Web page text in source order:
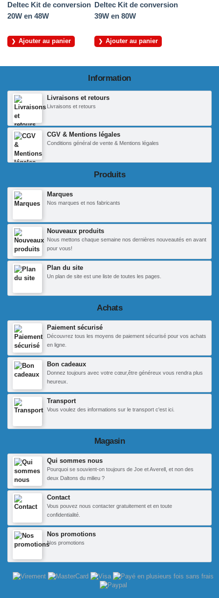
Deltec Kit de conversion
20W en 48W
Ajouter au panier
Deltec Kit de conversion
39W en 80W
Ajouter au panier
Information
Livraisons et retours
Livraisons et retours
CGV & Mentions légales
Conditions général de vente & Mentions légales
Produits
Marques
Nos marques et nos fabricants
Nouveaux produits
Nous mettons chaque semaine nos dernières nouveautés en avant
pour vous!
Plan du site
Un plan de site est une liste de toutes les pages.
Achats
Paiement sécurisé
Découvrez tous les moyens de paiement sécurisé pour vos achats
en ligne.
Bon cadeaux
Donnez toujours avec votre cœur,être généreux vous rendra plus
heureux.
Transport
Vous voulez des informations sur le transport c'est ici.
Magasin
Qui sommes nous
Pourquoi se souvient-on toujours de Joe et Averell, et non des
deux Daltons du milieu ?
Contact
Vous pouvez nous contacter gratuitement et en toute
confidentialité.
Nos promotions
Nos promotions